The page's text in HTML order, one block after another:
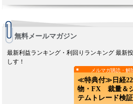
無料メールマガジン
最新利益ランキング・利回りランキング 最新
しす！
メルマガ購読・解
≪特典付≫日経
物・FX 裁量＆
テムトレード検証